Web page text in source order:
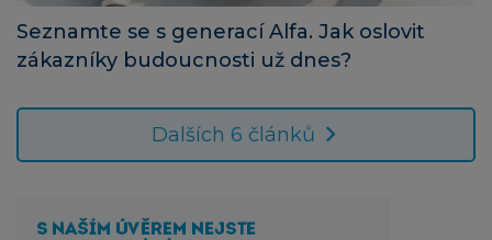
Seznamte se s generací Alfa. Jak oslovit
zákazníky budoucnosti už dnes?
Dalších 6 článků